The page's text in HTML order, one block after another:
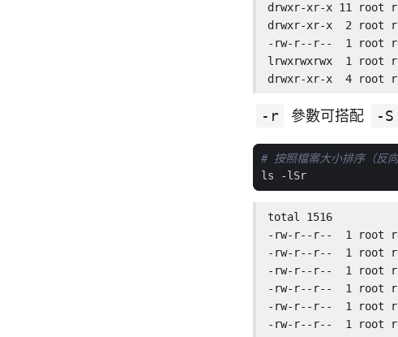
drwxr-xr-x 11 root
drwxr-xr-x  2 root
-rw-r--r--  1 root
lrwxrwxrwx  1
drwxr-xr-x  4 root
-r 參數可搭配 -S
# 按照檔案大小排序（反向
total 1516
-rw-r--r--  1 root
-rw-r--r--  1 root
-rw-r--r--  1 root
-rw-r--r--  1 root
-rw-r--r--  1 root
-rw-r--r--  1 root